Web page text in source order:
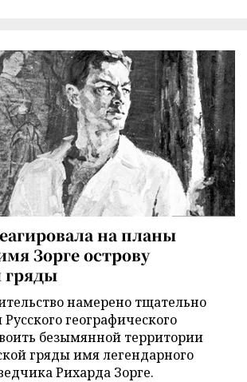
на планы
Зорге острову
гряды
намерено тщательно
географического
безымянной территории
гряды имя легендарного
Рихарда Зорге.